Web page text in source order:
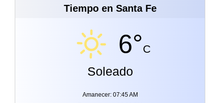
Tiempo en Santa Fe
6°C
Soleado
Amanecer: 07:45 AM